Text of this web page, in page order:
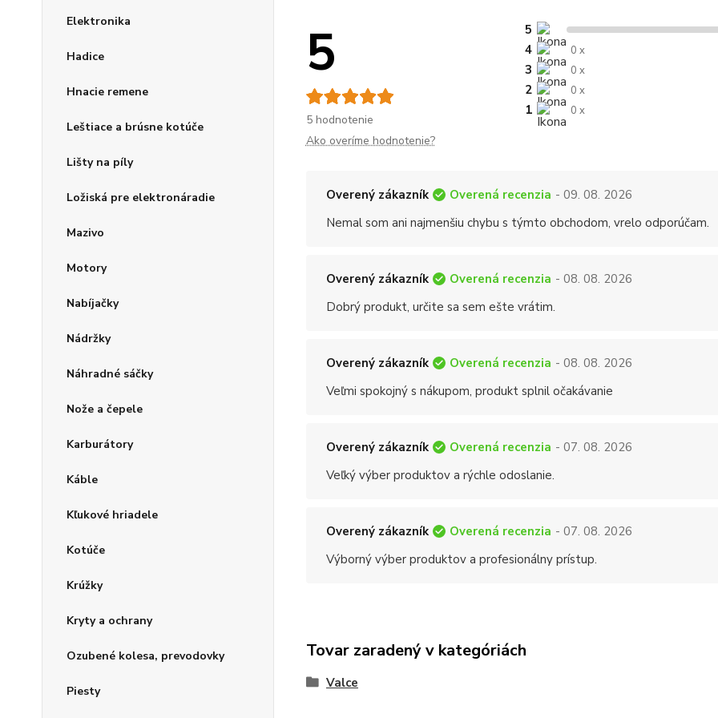
Elektronika
Hadice
Hnacie remene
Leštiace a brúsne kotúče
Lišty na píly
Ložiská pre elektronáradie
Mazivo
Motory
Nabíjačky
Nádržky
Náhradné sáčky
Nože a čepele
Karburátory
Káble
Kľukové hriadele
Kotúče
Krúžky
Kryty a ochrany
Ozubené kolesa, prevodovky
Piesty
5
5 hodnotenie
5
4
0 x
3 0 x
2 0 x
1 0 x
Ako overíme hodnotenie?
Overený zákazník Overená recenzia - 09. 08. 2026
Nemal som ani najmenšiu chybu s týmto obchodom, vrelo odporúčam.
Overený zákazník Overená recenzia - 08. 08. 2026
Dobrý produkt, určite sa sem ešte vrátim.
Overený zákazník Overená recenzia - 08. 08. 2026
Veľmi spokojný s nákupom, produkt splnil očakávanie
Overený zákazník Overená recenzia - 07. 08. 2026
Veľký výber produktov a rýchle odoslanie.
Overený zákazník Overená recenzia - 07. 08. 2026
Výborný výber produktov a profesionálny prístup.
Tovar zaradený v kategóriách
Valce